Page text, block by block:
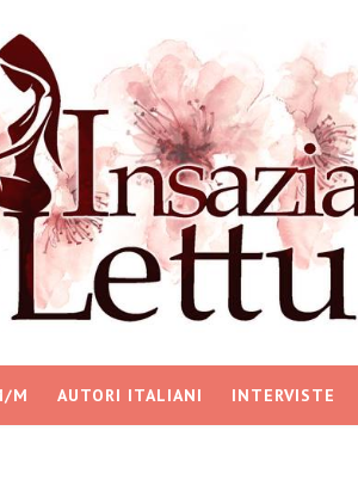
M AUTORI ITALIANI INTERVISTE